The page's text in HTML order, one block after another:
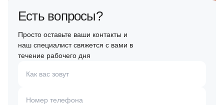
Есть вопросы?
Просто оставьте ваши контакты и
наш специалист свяжется с вами в
течение рабочего дня
Как вас зовут
Номер телефона